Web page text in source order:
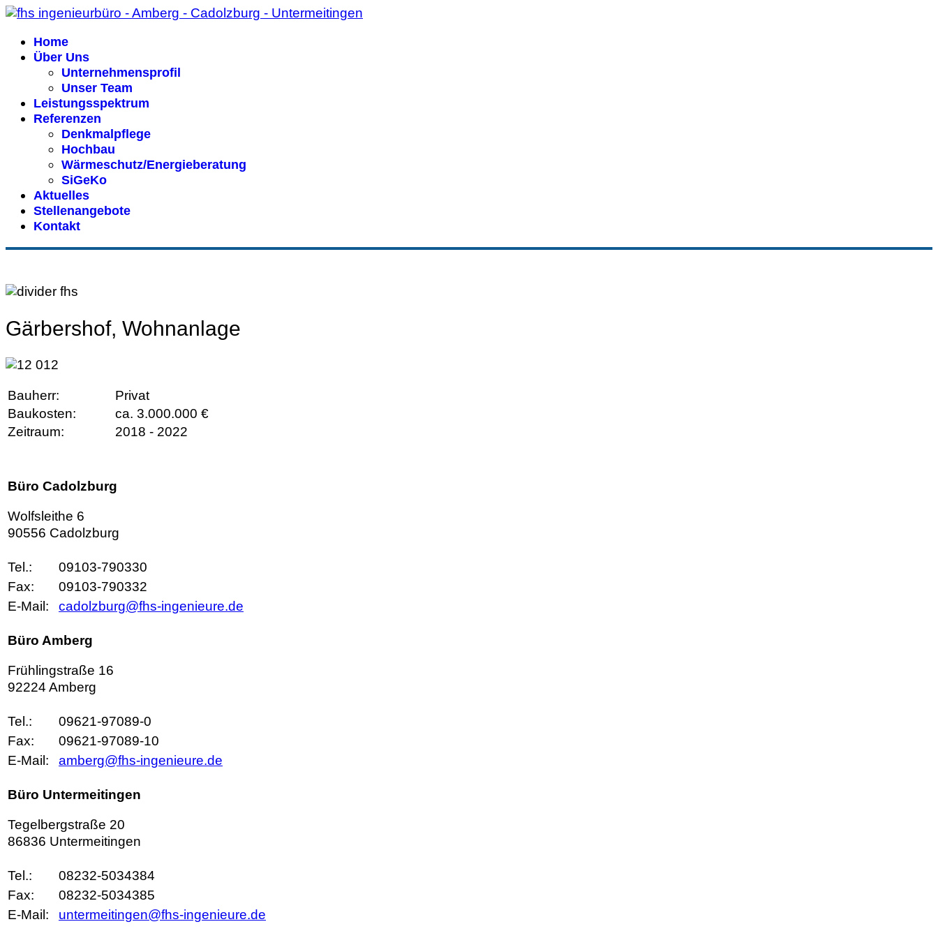
Home
Über Uns
Unternehmensprofil
Unser Team
Leistungsspektrum
Referenzen
Denkmalpflege
Hochbau
Wärmeschutz/Energieberatung
SiGeKo
Aktuelles
Stellenangebote
Kontakt
Gärbershof, Wohnanlage
Bauherr:
Privat
Baukosten:
ca. 3.000.000 €
Zeitraum:
2018 - 2022
Büro Cadolzburg
Wolfsleithe 6
90556 Cadolzburg
Tel.:
09103-790330
Fax:
09103-790332
E-Mail:
cadolzburg@fhs-ingenieure.de
Büro Amberg
Frühlingstraße 16
92224 Amberg
Tel.:
09621-97089-0
Fax:
09621-97089-10
E-Mail:
amberg@fhs-ingenieure.de
Büro Untermeitingen
Tegelbergstraße 20
86836 Untermeitingen
Tel.:
08232-5034384
Fax:
08232-5034385
E-Mail:
untermeitingen@fhs-ingenieure.de